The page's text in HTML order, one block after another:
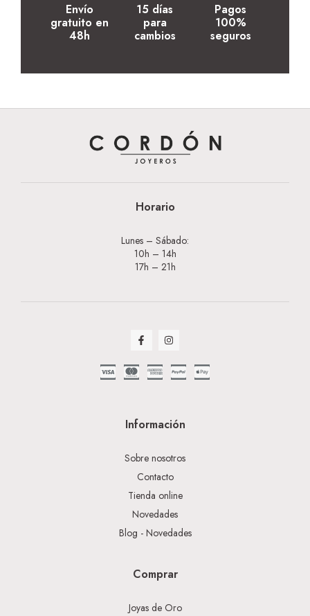
Envío
gratuito en
48h
15 días
para
cambios
Pagos
100%
seguros
Horario
Lunes – Sábado:
10h – 14h
17h – 21h
Información
Sobre nosotros
Contacto
Tienda online
Novedades
Blog - Novedades
Comprar
Joyas de Oro